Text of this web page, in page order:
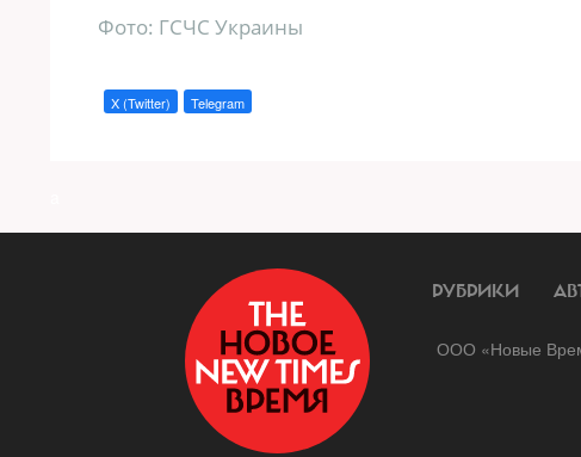
Фото: ГСЧС Украины
X (Twitter) Telegram
РУБРИКИ
ООО «Новые